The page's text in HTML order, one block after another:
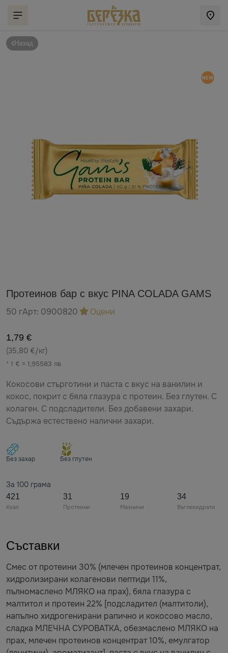
Назад
Протеинов бар с вкус PINA COLADA GAMS
50 гАрт: 0900820 Оцени
1,79 €
(35,80 €/кг)
* 1 € = 1,95583 лв
Кокосови стърготини и паста с вкус на ванилин и
кокос, покрит с бяла глазура с протеин. Без глутен. С
колаген. С подсладители. Без добавени захари.
Съдържа естествено налични захари.
Без захар Без глутен
За 100 грама
421
Ккал
31
Протеини
19
Мазнини
34
Въглехидрати
Съставки
Смес от протеини 30% (млечен протеинов концентрат,
хидролизирани колагенови пептиди 11%,
пълномаслено МЛЯКО на прах), бяла глазура с
малтитол и протеин 22% [подсладител (малтитоли),
напълно хидрогенирани рапично и кокосово масло,
сладка МЛЕЧНА СУРОВАТКА, обезмаслено МЛЯКО на
прах, млечен протеинов концентрат 10%, емулгатор